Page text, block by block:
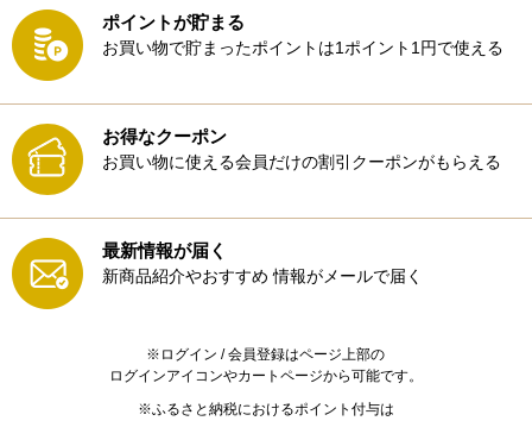
ポイントが貯まる
お買い物で貯まったポイントは1ポイント1円で使える
お得なクーポン
お買い物に使える会員だけの割引クーポンがもらえる
最新情報が届く
新商品紹介やおすすめ 情報がメールで届く
※ログイン / 会員登録はページ上部の
ログインアイコンやカートページから可能です。
※ふるさと納税におけるポイント付与は